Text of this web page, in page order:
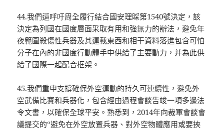
44.我們還呼吁周全履行結合國安理睬第1540號決定，該
決定為列國在國度層面采取有用和強無力的辦法，避免年
夜範圍殺傷性兵器及其運載東西和相干資料落進包含可怕
分子在內的非國度行動體手中供給了主要動力，并為此供
給了國際一起配合框架。
45.我們重申支撐確保外空運動的持久可連續性，避免外
空武備比賽和兵器化，包含經由過程會談告竣一項多邊法
令文書，以確保全球平安。熟悉到，2014年向裁軍會談會
議提交的“避免在外空放置兵器、對外空物體應用或要挾